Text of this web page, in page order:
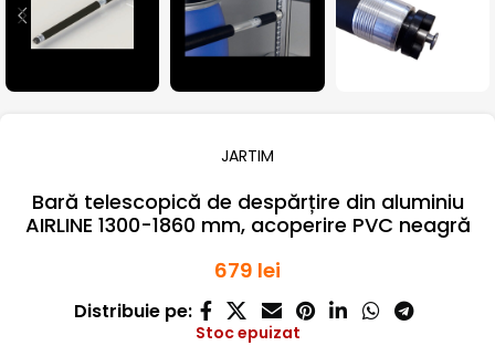
JARTIM
Bară telescopică de despărțire din aluminiu
AIRLINE 1300-1860 mm, acoperire PVC neagră
679 lei
Distribuie pe:
Stoc epuizat